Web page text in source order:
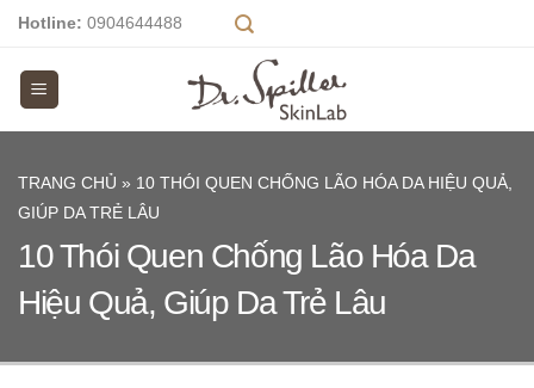
Skip
content
Hotline: 0904644488
TRANG CHỦ » 10 THÓI QUEN CHỐNG LÃO HÓA DA HIỆU QUẢ,
GIÚP DA TRẺ LÂU
10 Thói Quen Chống Lão Hóa Da
Hiệu Quả, Giúp Da Trẻ Lâu